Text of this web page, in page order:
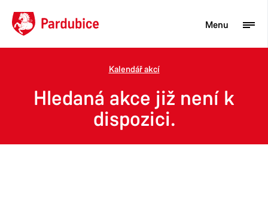
Turista
Aktuality
Kalendář akcí
Hledaná akce již není k
dispozici.
Menu